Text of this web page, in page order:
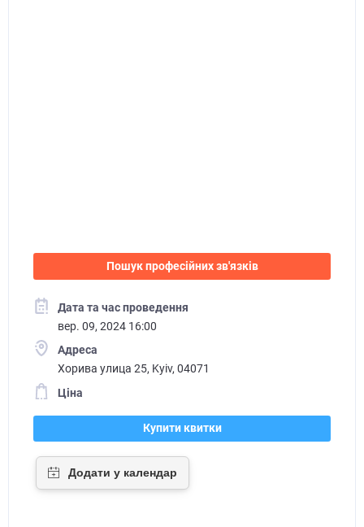
Пошук професійних зв'язків
Дата та час проведення
вер. 09, 2024 16:00
Адреса
Хорива улица 25, Kyiv, 04071
Ціна
Купити квитки